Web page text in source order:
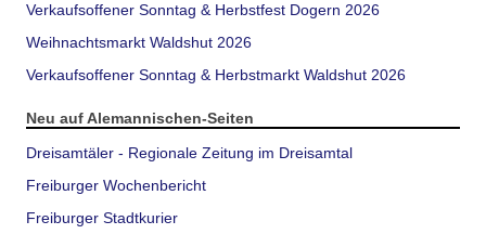
Verkaufsoffener Sonntag & Herbstfest Dogern 2026
Weihnachtsmarkt Waldshut 2026
Verkaufsoffener Sonntag & Herbstmarkt Waldshut 2026
Neu auf Alemannischen-Seiten
Dreisamtäler - Regionale Zeitung im Dreisamtal
Freiburger Wochenbericht
Freiburger Stadtkurier